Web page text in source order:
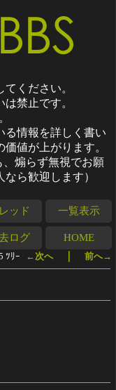
ください。
禁止です。
る情報を詳しく書い
値が上がります。
煽らず無視でお願
ら歓迎します）
ッド 一覧表示
ログ HOME
ﾂﾘｰ ←次へ｜ 前へ→